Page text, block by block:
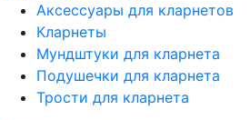
Аксессуары для кларнетов
Кларнеты
Мундштуки для кларнета
Подушечки для кларнета
Трости для кларнета